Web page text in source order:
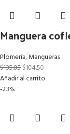
Manguera
Plomería,Mangueras
$135.85$104.50
Añadir al carrito
-23%